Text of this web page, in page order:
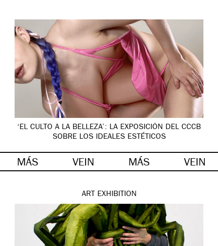
‘EL CULTO A LA BELLEZA’: LA EXPOSICIÓN DEL CCCB
SOBRE LOS IDEALES ESTÉTICOS
MÁS VEIN MÁS VEIN
ART EXHIBITION